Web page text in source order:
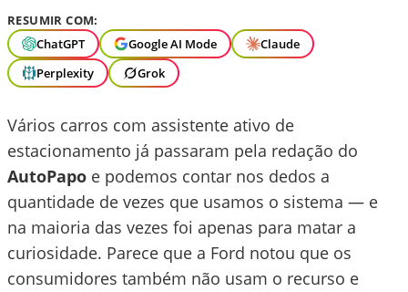
RESUMIR COM:
ChatGPT
Google AI Mode
Claude
Perplexity
Grok
Vários carros com assistente ativo de
estacionamento já passaram pela redação do
AutoPapo e podemos contar nos dedos a
quantidade de vezes que usamos o sistema — e
na maioria das vezes foi apenas para matar a
curiosidade. Parece que a Ford notou que os
consumidores também não usam o recurso e